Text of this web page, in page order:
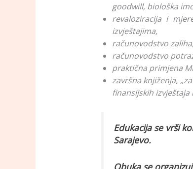
goodwill, biološka
revaloziracija i
izvještajima,
računovodstvo
računovodstvo
praktična primjena
završna knjiženja,
finansijskih
Edukacija se vrši
Sarajevo.
Obuka se